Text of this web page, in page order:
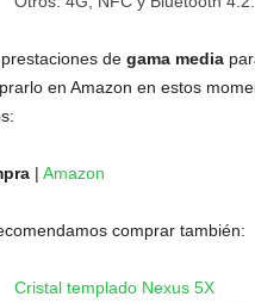
de gama media
en Amazon en estos
| Amazon
comprar también:
Cristal templado Nexus 5X